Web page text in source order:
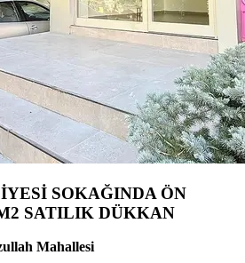
SOKAĞINDA ÖN
SATILIK DÜKKAN
Mahallesi